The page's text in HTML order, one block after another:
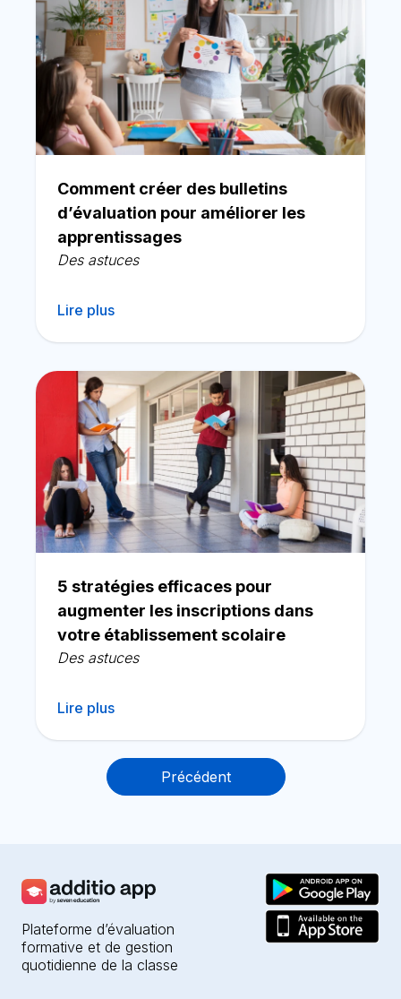
Comment créer des bulletins
d’évaluation pour améliorer les
apprentissages
Des astuces
Lire plus
5 stratégies efficaces pour
augmenter les inscriptions dans
votre établissement scolaire
Des astuces
Lire plus
Navigation
Précédent
Plateforme d’évaluation
formative et de gestion
quotidienne de la classe